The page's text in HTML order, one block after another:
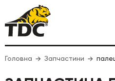
Головна Запчастини